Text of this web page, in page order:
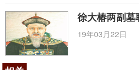
徐大椿两副墓
19年03月22日